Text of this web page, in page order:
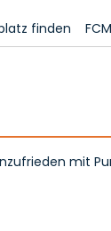
finden FCM
mit